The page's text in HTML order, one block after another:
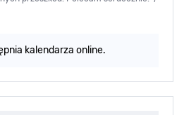
kalendarza online.